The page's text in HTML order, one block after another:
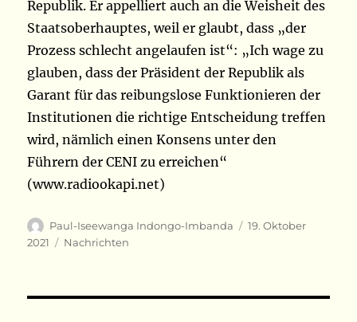
Republik. Er appelliert auch an die Weisheit des
Staatsoberhauptes, weil er glaubt, dass „der
Prozess schlecht angelaufen ist“: „Ich wage zu
glauben, dass der Präsident der Republik als
Garant für das reibungslose Funktionieren der
Institutionen die richtige Entscheidung treffen
wird, nämlich einen Konsens unter den
Führern der CENI zu erreichen“
(www.radiookapi.net)
Autor
Paul-Iseewanga Indongo-Imbanda
Veröffentlicht
19. Oktober
2021
Kategorien
Nachrichten